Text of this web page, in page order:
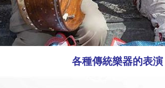
各種傳統樂器的表演